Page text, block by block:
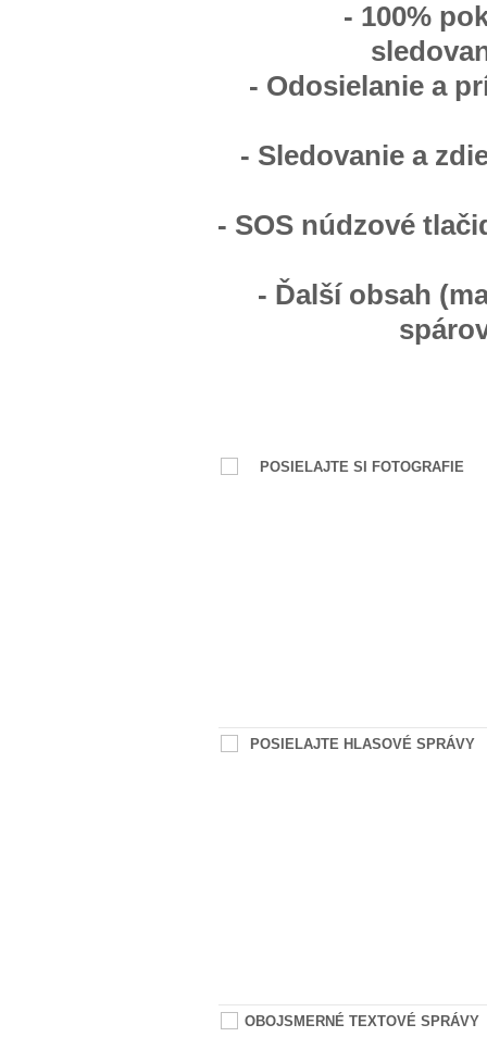
- 100%
- Odosielanie a
- Sledovanie a
- SOS núdzové
- Ďalší obsah